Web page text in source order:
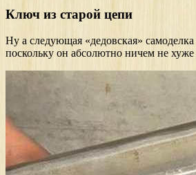
Ключ из старой цепи
Ну а следующая «дедовская»
поскольку он абсолютно ничем не